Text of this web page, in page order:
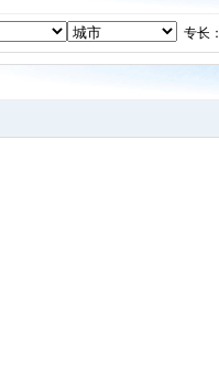
专长：